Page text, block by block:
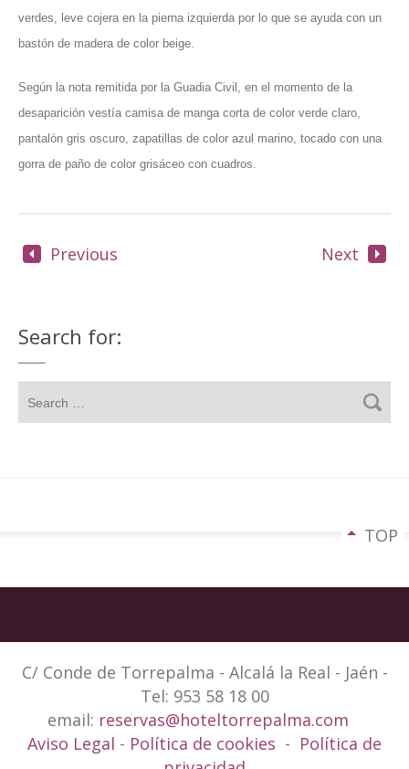
verdes, leve cojera en la pierna izquierda por lo que se ayuda con un
bastón de madera de color beige.
Según la nota remitida por la Guadia Civil, en el momento de la
desaparición vestía camisa de manga corta de color verde claro,
pantalón gris oscuro, zapatillas de color azul marino, tocado con una
gorra de paño de color grisáceo con cuadros.
Previous Next
Search for:
TOP
C/ Conde de Torrepalma - Alcalá la Real - Jaén -
Tel: 953 58 18 00
email: reservas@hoteltorrepalma.com
Aviso Legal - Política de cookies - Política de